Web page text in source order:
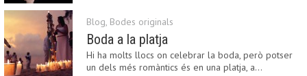
Blog, Bodes originals
Boda a la platja
Hi ha molts llocs on celebrar la boda, però potser
un dels més romàntics és en una platja, a…